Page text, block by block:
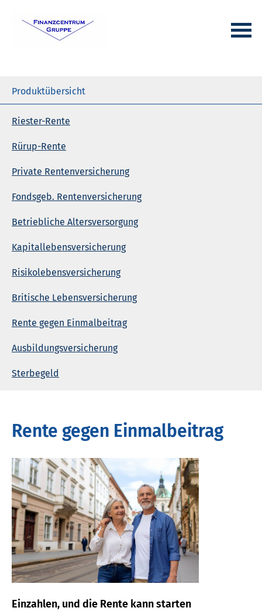
Produktübersicht
Riester-Rente
Rürup-Rente
Private Rentenversicherung
Fondsgeb. Rentenversicherung
Betriebliche Altersversorgung
Ka­pi­tal­le­bens­ver­si­che­rung
Risiko­lebens­ver­si­che­rung
Britische Lebensversicherung
Rente gegen Einmalbeitrag
Aus­bil­dungs­ver­si­che­rung
Ster­be­geld
Rente gegen Einmalbeitrag
Einzahlen, und die Rente kann starten